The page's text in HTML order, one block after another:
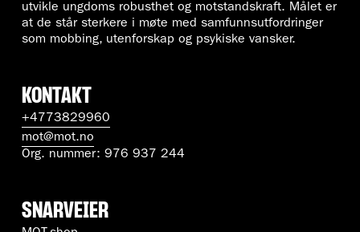
utvikle ungdoms robusthet og motstandskraft. Målet er
at de står sterkere i møte med samfunnsutfordringer
som mobbing, utenforskap og psykiske vansker.
KONTAKT
+4773829960
mot@mot.no
Org. nummer: 976 937 244
SNARVEIER